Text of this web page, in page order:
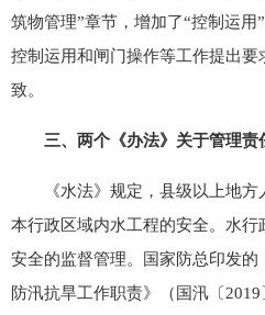
筑物管理”章节，增加了“控制运用
控制运用和闸门操作等工作提出
致。
三、两个《办法》关于管理责
《水法》规定，县级以上地方
本行政区域内水工程的安全。水
安全的监督管理。国家防总印发
防汛抗旱工作职责》（国汛〔